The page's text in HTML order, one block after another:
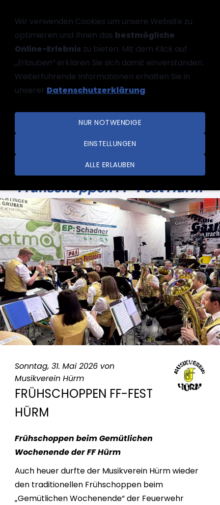
NAVIGATION EINBLENDEN
Frühschoppen FF-Fest Hürm
Sonntag, 31. Mai 2026 von
Musikverein Hürm
FRÜHSCHOPPEN FF-FEST
HÜRM
Frühschoppen beim Gemütlichen
Wochenende der FF Hürm
Auch heuer durfte der Musikverein Hürm wieder
den traditionellen Frühschoppen beim
„Gemütlichen Wochenende“ der Feuerwehr
Wir verwenden Cookies um unsere Website zu
optimieren und Ihnen das bestmögliche
Online-Erlebnis zu bieten. Mit dem Klick auf
„Erlauben“ erklären Sie sich damit einverstanden.
Weiterführende Informationen erhalten Sie in
unserer Datenschutzerklärung.
NUR NOTWENDIGE
EINSTELLUNGEN
ALLE ERLAUBEN